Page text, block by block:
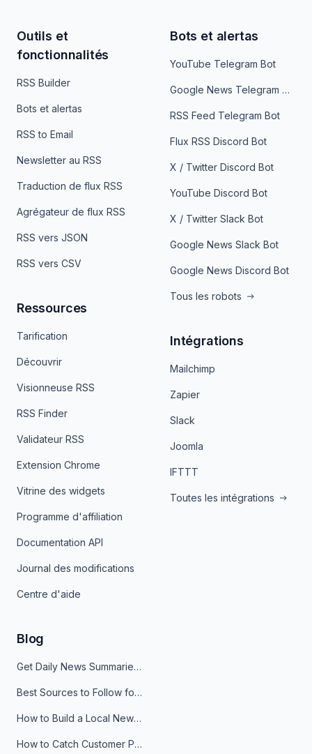
Outils et
fonctionnalités
RSS Builder
Bots et alertas
RSS to Email
Newsletter au RSS
Traduction de flux RSS
Agrégateur de flux RSS
RSS vers JSON
RSS vers CSV
Ressources
Tarification
Découvrir
Visionneuse RSS
RSS Finder
Validateur RSS
Extension Chrome
Vitrine des widgets
Programme d'affiliation
Documentation API
Journal des modifications
Centre d'aide
Bots et alertas
YouTube Telegram Bot
Google News Telegram Bot
RSS Feed Telegram Bot
Flux RSS Discord Bot
X / Twitter Discord Bot
YouTube Discord Bot
X / Twitter Slack Bot
Google News Slack Bot
Google News Discord Bot
Tous les robots
Intégrations
Mailchimp
Zapier
Slack
Joomla
IFTTT
Toutes les intégrations
Blog
Get Daily News Summaries About Any Topic in Telegram, Discord, Slack, and Email
Best Sources to Follow for Crypto News in Your Reader (2026)
How to Build a Local News Hub That Updates Itself
How to Catch Customer Problems Before They Become Support Tickets